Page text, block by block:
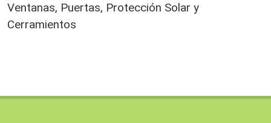
Ventanas, Puertas, Protección Solar y
Cerramientos